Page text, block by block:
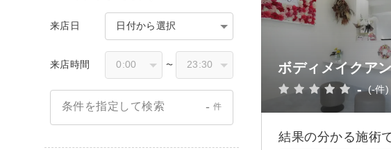
ボディメイクア
- (-件)
結果の分かる施術
来店日 日付から選択
来店時間 〜
条件を指定して検索 - 件